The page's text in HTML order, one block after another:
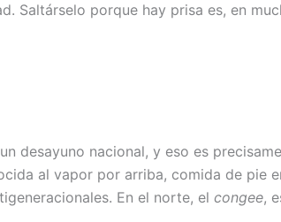
Saltárselo porque hay prisa es, en
desayuno nacional, y eso es
al vapor por arriba, comida de pie
En el norte, el congee,